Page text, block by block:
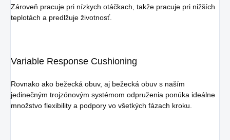
Zároveň pracuje pri nízkych otáčkach, takže pracuje pri nižších
teplotách a predlžuje životnosť.
Variable Response Cushioning
Rovnako ako bežecká obuv, aj bežecká obuv s naším
jedinečným trojzónovým systémom odpruženia ponúka ideálne
množstvo flexibility a podpory vo všetkých fázach kroku.